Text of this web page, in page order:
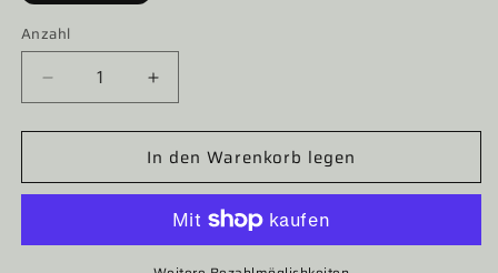
Anzahl
Verringere
die
Menge
Dirndlschürze,
schimmernd,
Erhöhe
die
Menge
für
Dirndlschürze,
Schürze,
lachs
schimmernd,
In den Warenkorb legen